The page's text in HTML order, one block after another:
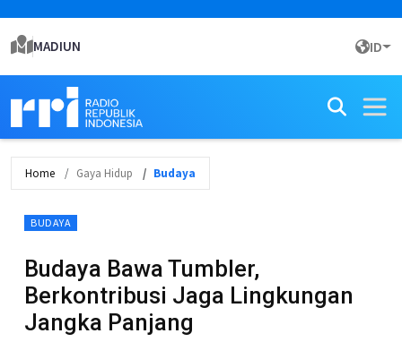
MADIUN ID
Home Gaya Hidup Budaya
BUDAYA
Budaya Bawa Tumbler,
Berkontribusi Jaga Lingkungan
Jangka Panjang